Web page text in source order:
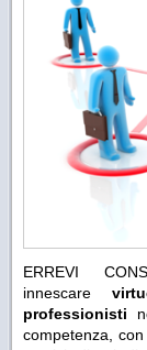
ERREVI
innescare
professionisti
competenza,